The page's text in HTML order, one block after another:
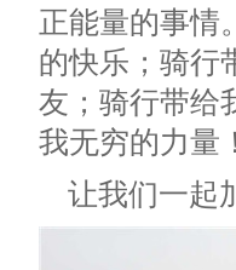
正能量的事情
的快乐；骑行
友；骑行带给
我无穷的力量
让我们一起